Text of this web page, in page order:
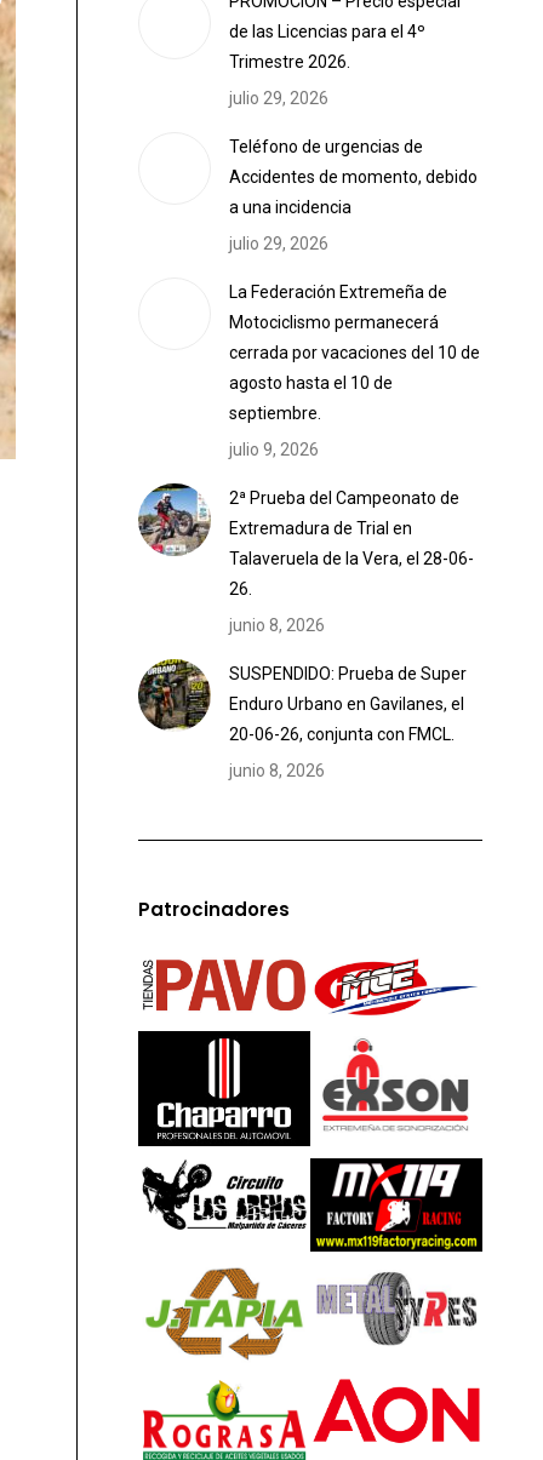
de las Licencias para el 4º
Trimestre 2026.
julio 29, 2026
Teléfono de urgencias de
Accidentes de momento, debido
a una incidencia
julio 29, 2026
La Federación Extremeña de
Motociclismo permanecerá
cerrada por vacaciones del 10 de
agosto hasta el 10 de
septiembre.
julio 9, 2026
2ª Prueba del Campeonato de
Extremadura de Trial en
Talaveruela de la Vera, el 28-06-
26.
junio 8, 2026
SUSPENDIDO: Prueba de Super
Enduro Urbano en Gavilanes, el
20-06-26, conjunta con FMCL.
junio 8, 2026
Patrocinadores